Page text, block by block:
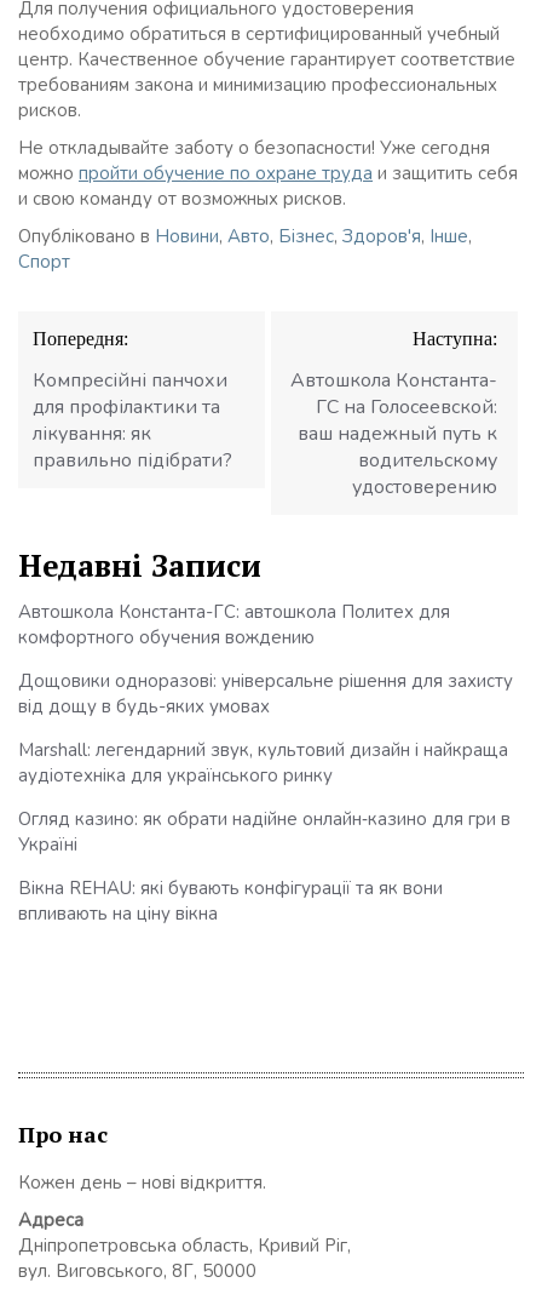
Для получения официального удостоверения
необходимо обратиться в сертифицированный учебный
центр. Качественное обучение гарантирует соответствие
требованиям закона и минимизацию профессиональных
рисков.
Не откладывайте заботу о безопасности! Уже сегодня
можно пройти обучение по охране труда и защитить себя
и свою команду от возможных рисков.
Опубліковано в Новини, Авто, Бізнес, Здоров'я, Інше,
Спорт
Навігація
записів
Попередня:
Компресійні панчохи
для профілактики та
лікування: як
правильно підібрати?
Наступна:
Автошкола Константа-
ГС на Голосеевской:
ваш надежный путь к
водительскому
удостоверению
Недавні Записи
Автошкола Константа-ГС: автошкола Политех для
комфортного обучения вождению
Дощовики одноразові: універсальне рішення для захисту
від дощу в будь-яких умовах
Marshall: легендарний звук, культовий дизайн і найкраща
аудіотехніка для українського ринку
Огляд казино: як обрати надійне онлайн‑казино для гри в
Україні
Вікна REHAU: які бувають конфігурації та як вони
впливають на ціну вікна
Про нас
Кожен день – нові відкриття.
Адреса
Дніпропетровська область, Кривий Ріг,
вул. Виговського, 8Г, 50000